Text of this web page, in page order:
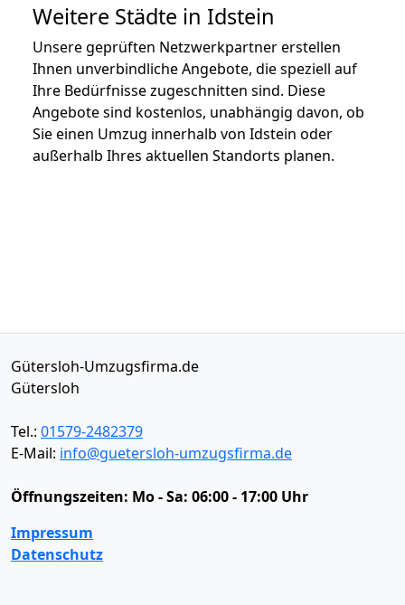
Weitere Städte in Idstein
Unsere geprüften Netzwerkpartner erstellen
Ihnen unverbindliche Angebote, die speziell auf
Ihre Bedürfnisse zugeschnitten sind. Diese
Angebote sind kostenlos, unabhängig davon, ob
Sie einen Umzug innerhalb von Idstein oder
außerhalb Ihres aktuellen Standorts planen.
Gütersloh-Umzugsfirma.de
Gütersloh
Tel.: 01579-2482379
E-Mail: info@guetersloh-umzugsfirma.de
Öffnungszeiten: Mo - Sa: 06:00 - 17:00 Uhr
Impressum
Datenschutz